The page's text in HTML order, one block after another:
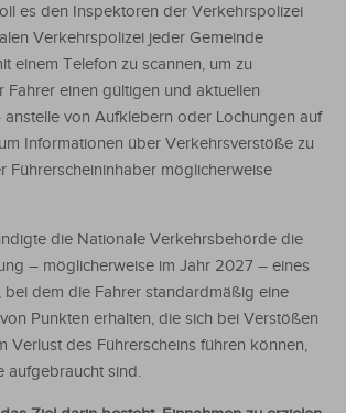
es den Inspektoren der Verkehrspolizei
Verkehrspolizei jeder Gemeinde
einem Telefon zu scannen, um zu
Fahrer einen gültigen und aktuellen
anstelle von Aufklebern oder Lochungen auf
Informationen über Verkehrsverstöße zu
Führerscheininhaber möglicherweise
die Nationale Verkehrsbehörde die
– möglicherweise im Jahr 2027 – eines
bei dem die Fahrer standardmäßig eine
Punkten erhalten, die sich bei Verstößen
Verlust des Führerscheins führen können,
aufgebraucht sind.